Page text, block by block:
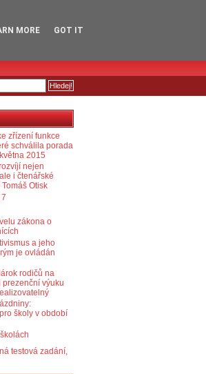
zřízení funkce
schválila porada
2015
nejen
i čtenářské
Otisk
zákona o
a jeho
je ovládán
rodičů na
výuku
školy v období
testová zadání,
MORE GOT IT